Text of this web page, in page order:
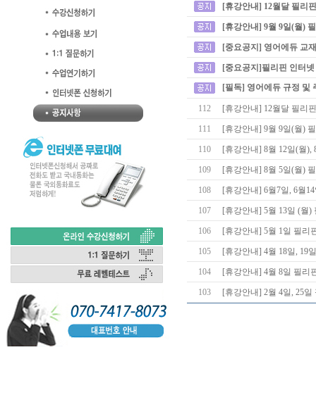
[휴강안내] 12월달 필리
[휴강안내] 9월 9일(월)
[중요공지] 영어에듀 교
[중요공지]필리핀 인터
[필독] 영어에듀 규정 및
112 [휴강안내] 12월달 필리
111 [휴강안내] 9월 9일(월)
110 [휴강안내] 8월 12일(월
109 [휴강안내] 8월 5일(월)
108 [휴강안내] 6월7일, 6월
107 [휴강안내] 5월 13일 (월
106 [휴강안내] 5월 1일 필리
105 [휴강안내] 4월 18일, 19
104 [휴강안내] 4월 8일 필리
103 [휴강안내] 2월 4일, 25